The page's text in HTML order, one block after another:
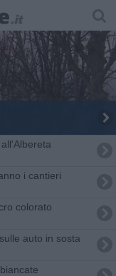
i cantieri
colorato
auto in sosta